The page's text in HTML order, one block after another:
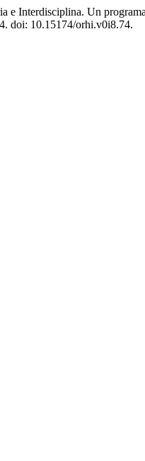
e Interdisciplina. Un
doi: 10.15174/orhi.v0i8.74.